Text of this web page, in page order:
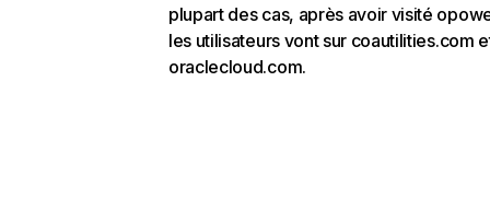
plupart des cas, après avoir visité
les utilisateurs vont sur coautilities.com
oraclecloud.com.